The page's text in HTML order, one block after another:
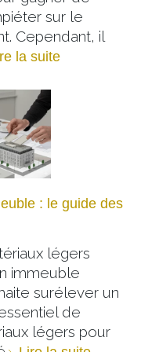
sur le
Cependant, il
la suite
: le guide des
légers
immeuble
surélever un
de
légers pour